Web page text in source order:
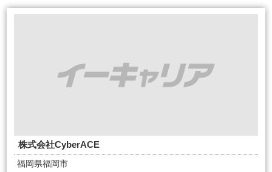
株式会社CyberACE
福岡県福岡市